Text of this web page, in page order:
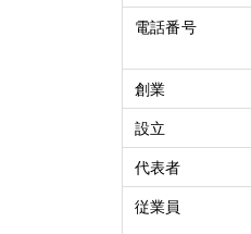
電話番号
創業
設立
代表者
従業員